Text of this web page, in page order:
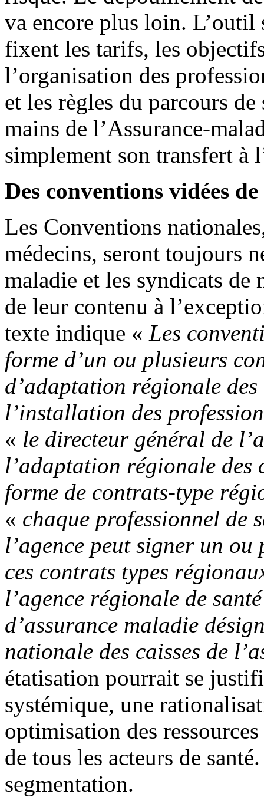
va encore plus loin. L’outil
fixent les tarifs, les
l’organisation des
et les règles du parcours
mains de l’Assurance-
simplement son transfert à
Des conventions vidées
Les Conventions
médecins, seront toujours
maladie et les syndicats de
de leur contenu à
texte indique « Les
forme d’un ou plusieurs
d’adaptation régionale
l’installation des
« le directeur général de
l’adaptation régionale des
forme de contrats-type
« chaque professionnel de
l’agence peut signer un
ces contrats types
l’agence régionale de
d’assurance maladie
nationale des caisses de
étatisation pourrait se
systémique, une
optimisation des
de tous les acteurs de
segmentation.